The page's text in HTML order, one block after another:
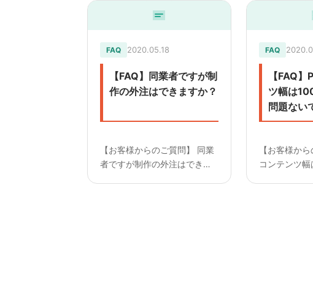
FAQ 2020.05.18
【FAQ】同業者ですが制
作の外注はできますか？
【お客様からのご質問】 同業
者ですが制作の外注はできま
FAQ
【FAQ
ツ幅は
問題ない
【お客様か
コンテンツ